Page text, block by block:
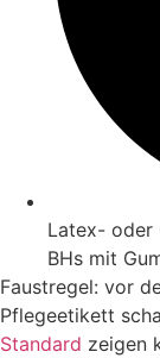
Latex- oder
BHs mit
Faustregel: vor
Pflegeetikett
Standard zeigen